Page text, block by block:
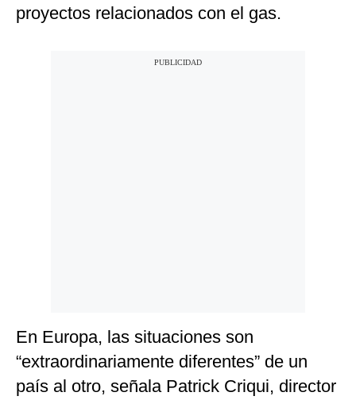
proyectos relacionados con el gas.
En Europa, las situaciones son
“extraordinariamente diferentes” de un
país al otro, señala Patrick Criqui, director